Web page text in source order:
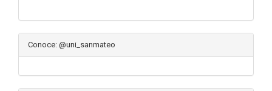
Conoce: @uni_sanmateo